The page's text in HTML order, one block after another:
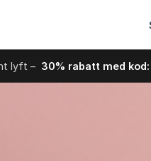
lyft – 30% rabatt med